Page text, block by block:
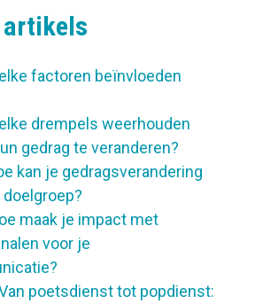
artikels
factoren beïnvloeden
drempels weerhouden
gedrag te veranderen?
kan je gedragsverandering
maak je impact met
voor je
poetsdienst tot popdienst: